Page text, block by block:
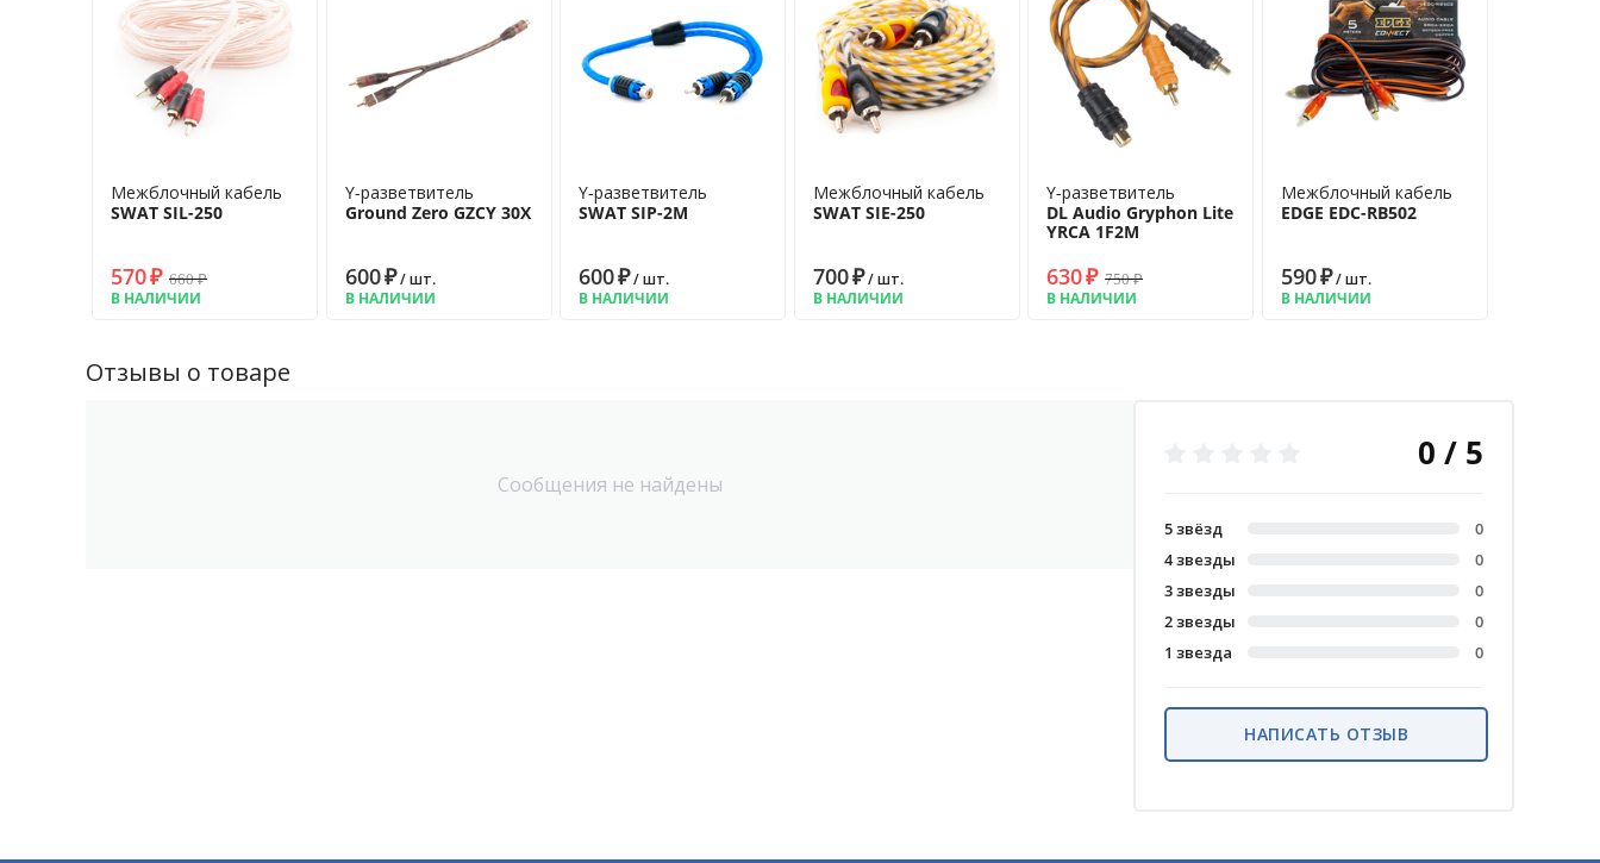
Межблочный кабель
SWAT SIL-250
570₽ 660₽
В НАЛИЧИИ
Y-разветвитель
Ground Zero GZCY 30X
600₽/ шт.
В НАЛИЧИИ
Y-разветвитель
SWAT SIP-2M
600₽/ шт.
В НАЛИЧИИ
Межблочный кабель
SWAT SIE-250
700₽/ шт.
В НАЛИЧИИ
Y-разветвитель
DL Audio Gryphon Lite
YRCA 1F2M
630₽ 750₽
В НАЛИЧИИ
Межблочный кабель
EDGE EDC-RB502
590₽/ шт.
В НАЛИЧИИ
Отзывы о товаре
Сообщения не найдены
0 / 5
5 звёзд
0
4 звезды
0
3 звезды
0
2 звезды
0
1 звезда
0
НАПИСАТЬ ОТЗЫВ